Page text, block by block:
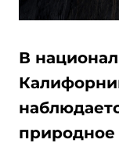
В
природное